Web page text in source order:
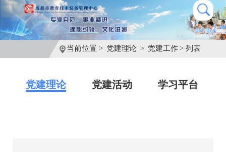
当前位置 > 党建理论 > 党建工作 > 列表
党建理论 党建活动 学习平台